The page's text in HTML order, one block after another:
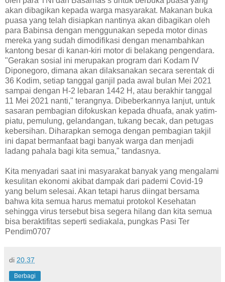
akan dibagikan kepada warga masyarakat. Makanan buka
puasa yang telah disiapkan nantinya akan dibagikan oleh
para Babinsa dengan menggunakan sepeda motor dinas
mereka yang sudah dimodifikasi dengan menambahkan
kantong besar di kanan-kiri motor di belakang pengendara.
"Gerakan sosial ini merupakan program dari Kodam IV
Diponegoro, dimana akan dilaksanakan secara serentak di
36 Kodim, setiap tanggal ganjil pada awal bulan Mei 2021
sampai dengan H-2 lebaran 1442 H, atau berakhir tanggal
11 Mei 2021 nanti," terangnya. Dibeberkannya lanjut, untuk
sasaran pembagian difokuskan kepada dhuafa, anak yatim-
piatu, pemulung, gelandangan, tukang becak, dan petugas
kebersihan. Diharapkan semoga dengan pembagian takjil
ini dapat bermanfaat bagi banyak warga dan menjadi
ladang pahala bagi kita semua," tandasnya.
Kita menyadari saat ini masyarakat banyak yang mengalami
kesulitan ekonomi akibat dampak dari pademi Covid-19
yang belum selesai. Akan tetapi harus diingat bersama
bahwa kita semua harus mematui protokol Kesehatan
sehingga virus tersebut bisa segera hilang dan kita semua
bisa beraktifitas seperti sediakala, pungkas Pasi Ter
Pendim0707
di 20.37
Berbagi